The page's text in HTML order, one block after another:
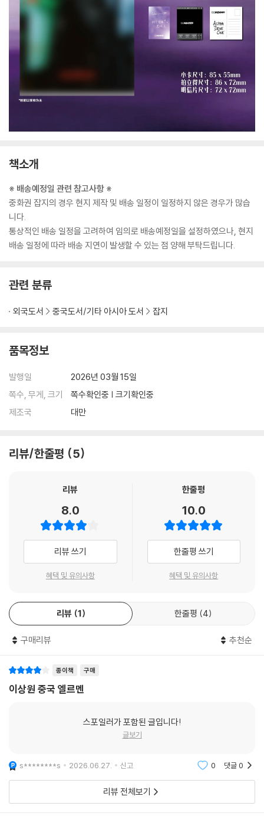
책소개
※ 배송예정일 관련 참고사항 ※
중화권 잡지의 경우 현지 제작 및 배송 일정이 일정하지 않은 경우가 많습
니다.
통상적인 배송 일정을 고려하여 임의로 배송예정일을 설정하였으나, 현지
배송 일정에 따라 배송 지연이 발생할 수 있는 점 양해 부탁드립니다.
관련 분류
외국도서 중국도서/기타 아시아 도서 잡지
품목정보
발행일
2026년 03월 15일
쪽수, 무게, 크기
쪽수확인중 | 크기확인중
제조국
대만
리뷰/한줄평 5
리뷰
8.0
리뷰 쓰기
혜택 및 유의사항
한줄평
10.0
한줄평 쓰기
혜택 및 유의사항
리뷰 1 한줄평 4
구매리뷰 추천순
종이책 구매
이상원 중국 엘르멘
스포일러가 포함된 글입니다!
글보기
s********s 2026.06.27. 신고 0 댓글0
리뷰 전체보기